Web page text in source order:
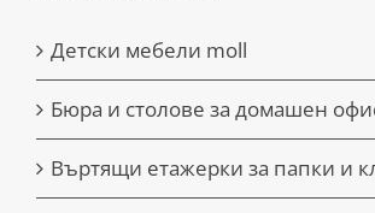
Детски мебели moll
Бюра и столове за домашен
Въртящи етажерки за папки и